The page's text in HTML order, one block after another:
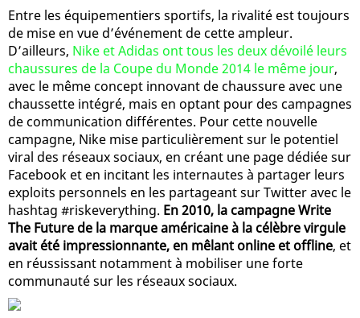
Entre les équipementiers sportifs, la rivalité est toujours
de mise en vue d’événement de cette ampleur.
D’ailleurs, Nike et Adidas ont tous les deux dévoilé leurs
chaussures de la Coupe du Monde 2014 le même jour,
avec le même concept innovant de chaussure avec une
chaussette intégré, mais en optant pour des campagnes
de communication différentes. Pour cette nouvelle
campagne, Nike mise particulièrement sur le potentiel
viral des réseaux sociaux, en créant une page dédiée sur
Facebook et en incitant les internautes à partager leurs
exploits personnels en les partageant sur Twitter avec le
hashtag #riskeverything. En 2010, la campagne Write
The Future de la marque américaine à la célèbre virgule
avait été impressionnante, en mêlant online et offline, et
en réussissant notamment à mobiliser une forte
communauté sur les réseaux sociaux.